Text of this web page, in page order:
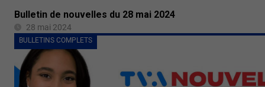
Bulletin de nouvelles du 28 mai 2024
28 mai 2024
BULLETINS COMPLETS